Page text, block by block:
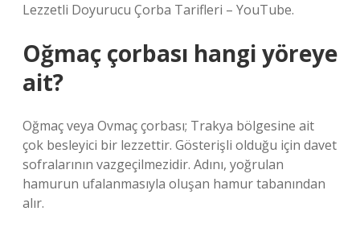
Lezzetli Doyurucu Çorba Tarifleri – YouTube.
Oğmaç çorbası hangi yöreye
ait?
Oğmaç veya Ovmaç çorbası; Trakya bölgesine ait
çok besleyici bir lezzettir. Gösterişli olduğu için davet
sofralarının vazgeçilmezidir. Adını, yoğrulan
hamurun ufalanmasıyla oluşan hamur tabanından
alır.